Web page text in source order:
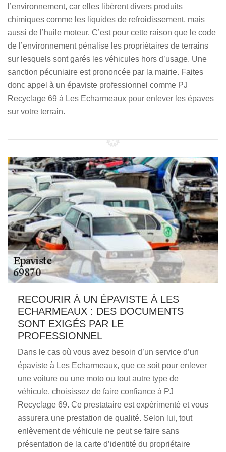
l’environnement, car elles libèrent divers produits
chimiques comme les liquides de refroidissement, mais
aussi de l’huile moteur. C’est pour cette raison que le code
de l’environnement pénalise les propriétaires de terrains
sur lesquels sont garés les véhicules hors d’usage. Une
sanction pécuniaire est prononcée par la mairie. Faites
donc appel à un épaviste professionnel comme PJ
Recyclage 69 à Les Echarmeaux pour enlever les épaves
sur votre terrain.
RECOURIR À UN ÉPAVISTE À LES
ECHARMEAUX : DES DOCUMENTS
SONT EXIGÉS PAR LE
PROFESSIONNEL
Dans le cas où vous avez besoin d’un service d’un
épaviste à Les Echarmeaux, que ce soit pour enlever
une voiture ou une moto ou tout autre type de
véhicule, choisissez de faire confiance à PJ
Recyclage 69. Ce prestataire est expérimenté et vous
assurera une prestation de qualité. Selon lui, tout
enlèvement de véhicule ne peut se faire sans
présentation de la carte d’identité du propriétaire